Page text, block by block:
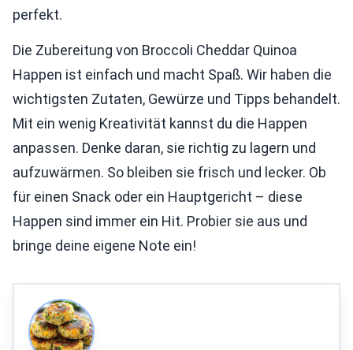
perfekt.
Die Zubereitung von Broccoli Cheddar Quinoa
Happen ist einfach und macht Spaß. Wir haben die
wichtigsten Zutaten, Gewürze und Tipps behandelt.
Mit ein wenig Kreativität kannst du die Happen
anpassen. Denke daran, sie richtig zu lagern und
aufzuwärmen. So bleiben sie frisch und lecker. Ob
für einen Snack oder ein Hauptgericht – diese
Happen sind immer ein Hit. Probier sie aus und
bringe deine eigene Note ein!